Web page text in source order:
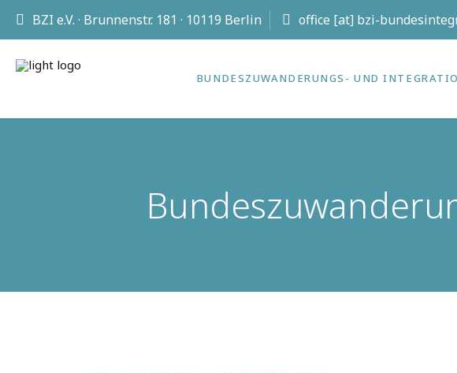
BZI e.V. · Brunnenstr. 181 · 10119 Berlin office [at] bzi-
BUNDES­ZUWANDERUNGS- UND